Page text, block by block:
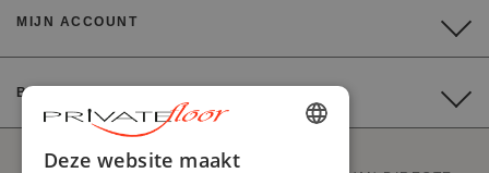
MIJN ACCOUNT
BETALING
Deze website maakt